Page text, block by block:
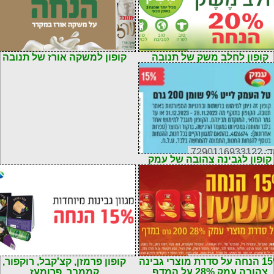
קופון לחלב משק של תנובה קוד: 7290110320294קופון למשקה אורז של תנובה
קופון לגבינה צהובה של עמק
15% הנחה על סדרת מוצרי גבינה
צהובה עמק 28% על המדף
קוד: 7290110324223קופון פרמזן, קצ'קבל, רוקפור,
קממבר, פרומעז